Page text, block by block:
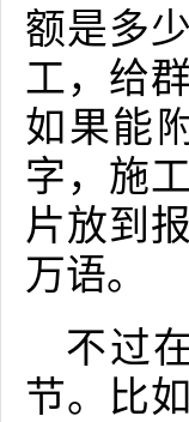
额是多
工，给
如果能
字，施
片放到
万语。
不过
节。比